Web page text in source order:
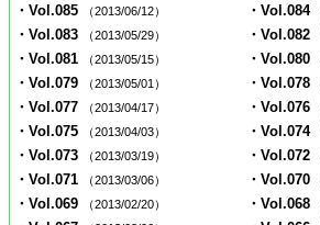
・Vol.085 （2013/06/12） ・Vol.084
・Vol.083 （2013/05/29） ・Vol.082
・Vol.081 （2013/05/15） ・Vol.080
・Vol.079 （2013/05/01） ・Vol.078
・Vol.077 （2013/04/17） ・Vol.076
・Vol.075 （2013/04/03） ・Vol.074
・Vol.073 （2013/03/19） ・Vol.072
・Vol.071 （2013/03/06） ・Vol.070
・Vol.069 （2013/02/20） ・Vol.068